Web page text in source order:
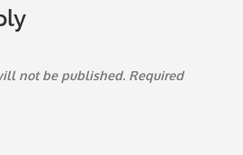
not be published. Required